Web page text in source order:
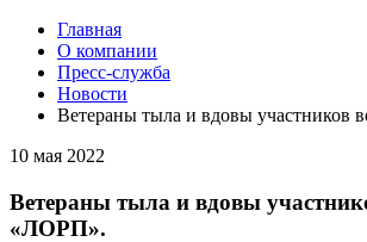
Главная
О компании
Пресс-служба
Новости
Ветераны тыла и вдовы участников
10 мая 2022
Ветераны тыла и вдовы
«ЛОРП».